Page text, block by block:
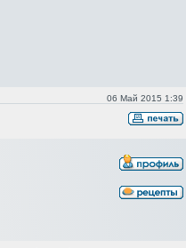
06 Май 2015 1:39